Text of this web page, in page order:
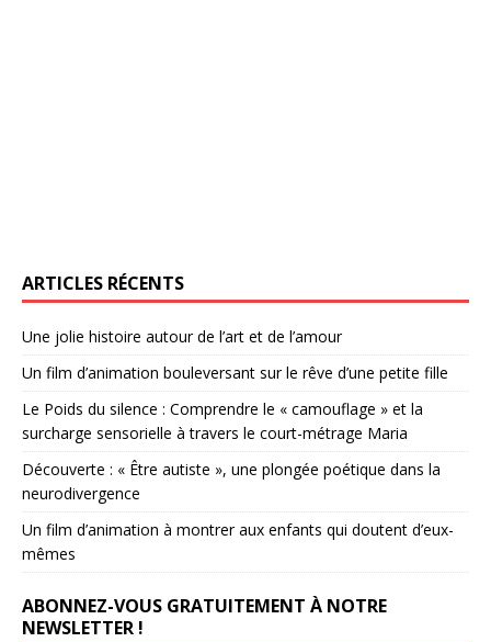
ARTICLES RÉCENTS
Une jolie histoire autour de l’art et de l’amour
Un film d’animation bouleversant sur le rêve d’une petite fille
Le Poids du silence : Comprendre le « camouflage » et la
surcharge sensorielle à travers le court-métrage Maria
Découverte : « Être autiste », une plongée poétique dans la
neurodivergence
Un film d’animation à montrer aux enfants qui doutent d’eux-
mêmes
ABONNEZ-VOUS GRATUITEMENT À NOTRE
NEWSLETTER !